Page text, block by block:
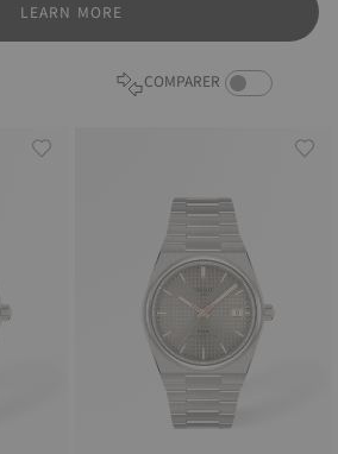
LEARN MORE
COMPARER COMPARE